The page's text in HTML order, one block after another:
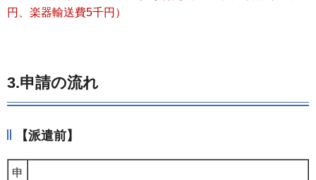
円、楽器輸送費5千円）
3.申請の流れ
【派遣前】
申